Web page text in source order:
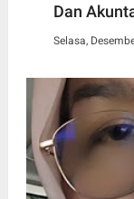
Dan
Selasa,